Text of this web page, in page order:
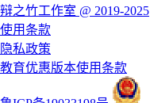
辩之竹工作室 @ 2019-2025
使用条款
隐私政策
教育优惠版本使用条款